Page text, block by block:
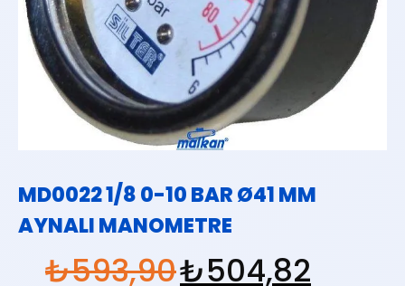
MD0022 1/8 0-10 BAR Ø41 MM
AYNALI MANOMETRE
₺593,90₺504,82